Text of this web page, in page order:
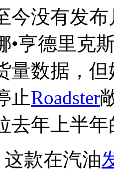
没有发布
•亨德里克
量数据，
止Roadster
去年上半年
款在汽油